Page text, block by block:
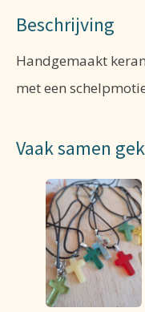
Beschrijving
Handgemaakt
met een
Vaak samen